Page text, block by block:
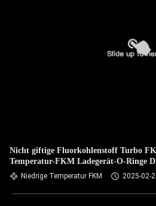
Nicht giftige Fluorkohlenstoff Turbo FKM niedriger
Temperatur-FKM Ladegerät-O-Ringe
Niedrige Temperatur FKM 2025-02-